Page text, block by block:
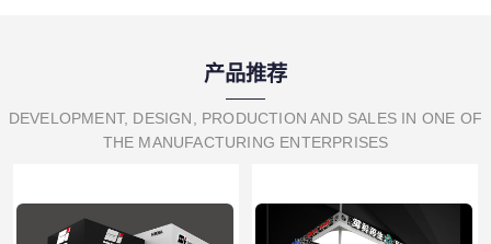
产品推荐
DEVELOPMENT, DESIGN, PRODUCTION AND SALES IN ONE OF
THE MANUFACTURING ENTERPRISES